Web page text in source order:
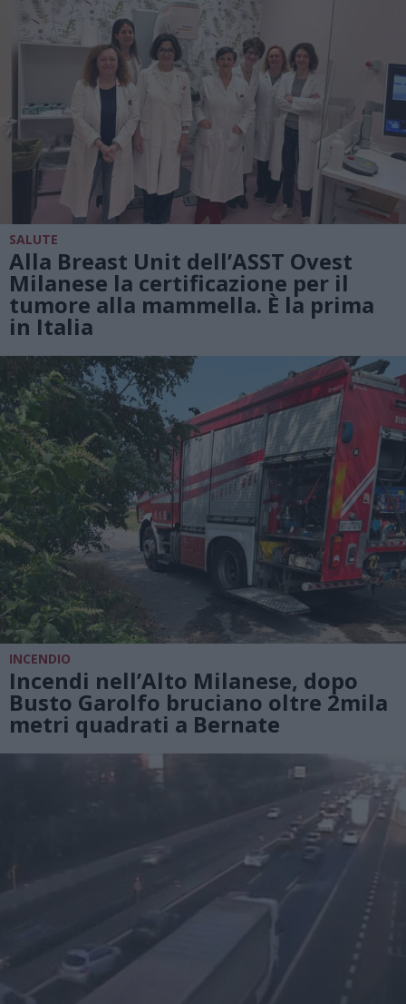
SALUTE
Alla Breast Unit dell’ASST Ovest
Milanese la certificazione per il
tumore alla mammella. È la prima
in Italia
INCENDIO
Incendi nell’Alto Milanese, dopo
Busto Garolfo bruciano oltre 2mila
metri quadrati a Bernate